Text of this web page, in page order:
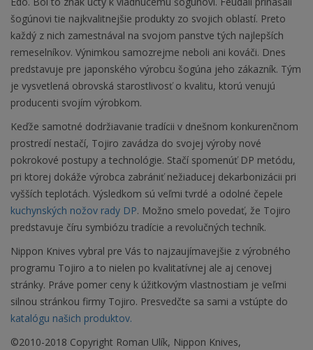
šogúnovi tie najkvalitnejšie produkty zo svojich oblastí. Preto
každý z nich zamestnával na svojom panstve tých najlepších
remeselníkov. Výnimkou samozrejme neboli ani kováči. Dnes
predstavuje pre japonského výrobcu šogúna jeho zákazník. Tým
je vysvetlená obrovská starostlivosť o kvalitu, ktorú venujú
producenti svojím výrobkom.
Keďže samotné dodržiavanie tradícii v dnešnom konkurenčnom
prostredí nestačí, Tojiro zavádza do svojej výroby nové
pokrokové postupy a technológie. Stačí spomenúť DP metódu,
pri ktorej dokáže výrobca zabrániť nežiaducej dekarbonizácii pri
vyšších teplotách. Výsledkom sú veľmi tvrdé a odolné čepele
kuchynských nožov rady DP. Možno smelo povedať, že Tojiro
predstavuje číru symbiózu tradície a revolučných techník.
Nippon Knives vybral pre Vás to najzaujímavejšie z výrobného
programu Tojiro a to nielen po kvalitatívnej ale aj cenovej
stránky. Práve pomer ceny k úžitkovým vlastnostiam je veľmi
silnou stránkou firmy Tojiro. Presvedčte sa sami a vstúpte do
katalógu našich produktov.
©2010-2018 Copyright Roman Ulík, Nippon Knives,